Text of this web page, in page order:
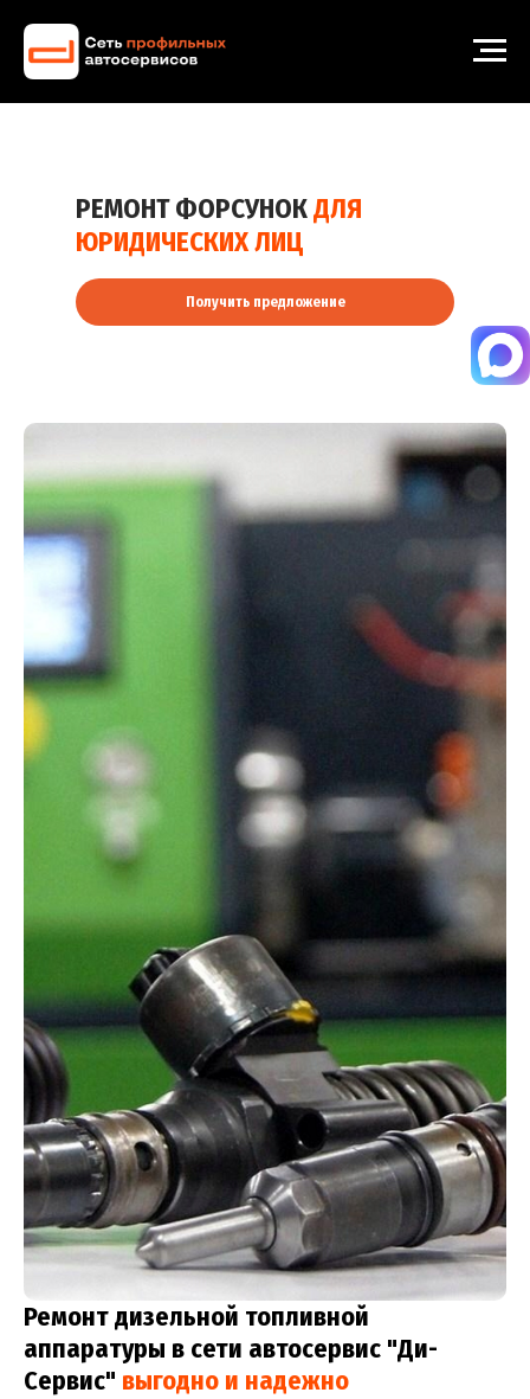
Получить предложение
РЕМОНТ ФОРСУНОКДЛЯ
ЮРИДИЧЕСКИХ ЛИЦ
Ремонт дизельной топливной
аппаратуры в сети автосервис "Ди-
Сервис" выгодно и надежно